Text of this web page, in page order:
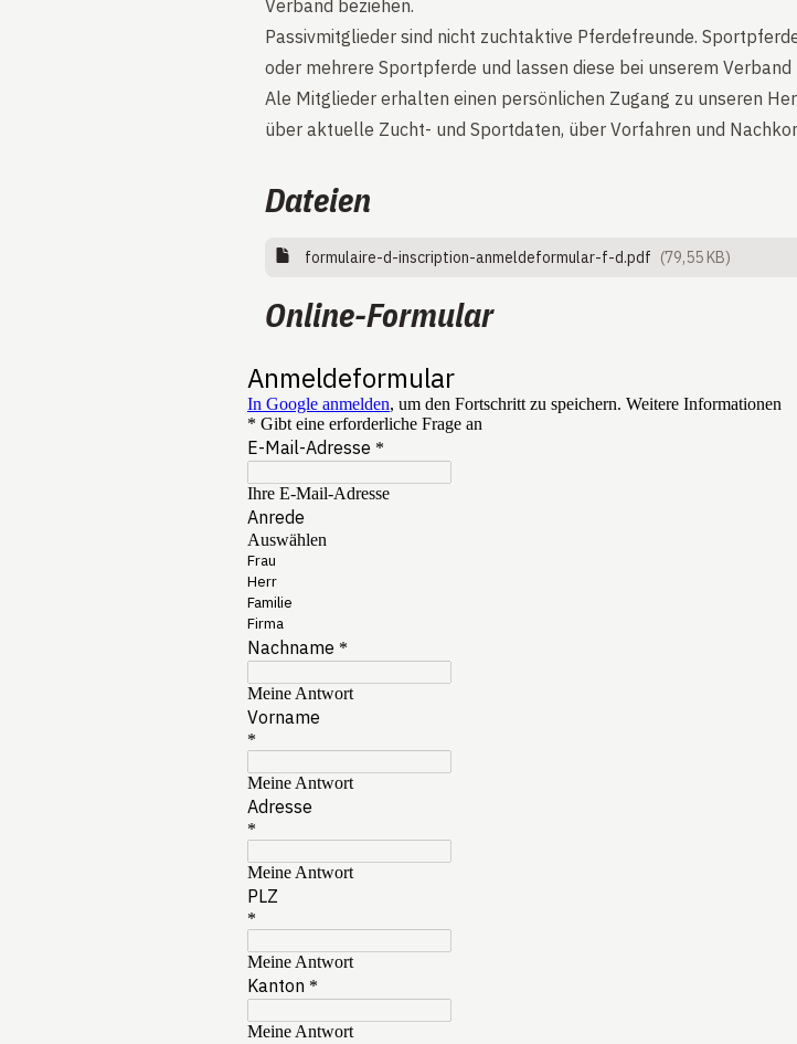
Verband beziehen.
Passivmitglieder sind nicht zuchtaktive Pferdefreunde.
oder mehrere Sportpferde und lassen diese bei unserem Verband
Ale Mitglieder erhalten einen persönlichen Zugang zu unseren
über aktuelle Zucht- und Sportdaten, über Vorfahren und
Dateien
formulaire-d-inscription-anmeldeformular-f-d.pdf (79,55 KB)
Online-Formular